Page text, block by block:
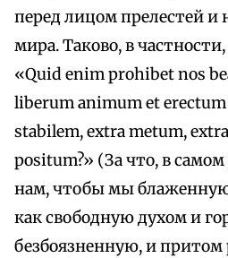
перед лицом прелестей и
мира. Таково, в
«Quid enim prohibet nos
liberum animum et
stabilem, extra metum,
positum?» (За что, в
нам, чтобы мы
как свободную духом и
безбоязненную, и притом